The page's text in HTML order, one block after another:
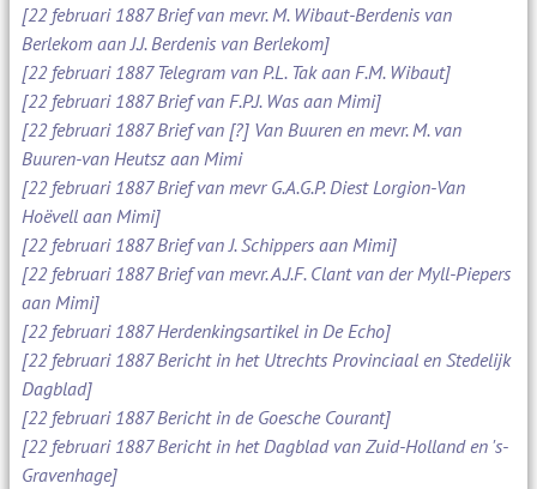
[22 februari 1887 Brief van mevr. M. Wibaut-Berdenis van
Berlekom aan J.J. Berdenis van Berlekom]
[22 februari 1887 Telegram van P.L. Tak aan F.M. Wibaut]
[22 februari 1887 Brief van F.P.J. Was aan Mimi]
[22 februari 1887 Brief van [?] Van Buuren en mevr. M. van
Buuren-van Heutsz aan Mimi
[22 februari 1887 Brief van mevr G.A.G.P. Diest Lorgion-Van
Hoëvell aan Mimi]
[22 februari 1887 Brief van J. Schippers aan Mimi]
[22 februari 1887 Brief van mevr. A.J.F. Clant van der Myll-Piepers
aan Mimi]
[22 februari 1887 Herdenkingsartikel in De Echo]
[22 februari 1887 Bericht in het Utrechts Provinciaal en Stedelijk
Dagblad]
[22 februari 1887 Bericht in de Goesche Courant]
[22 februari 1887 Bericht in het Dagblad van Zuid-Holland en 's-
Gravenhage]